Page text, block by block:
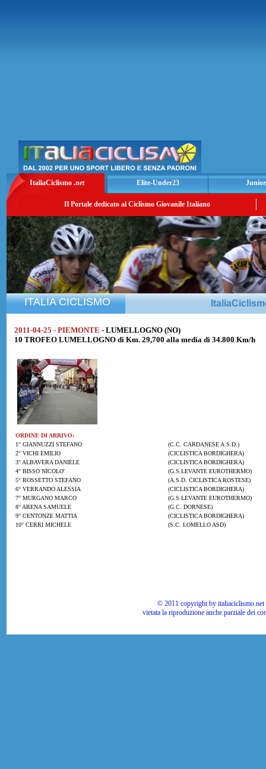
ItaliaCiclismo .net Elite-Under23
Il Portale dedicato al Ciclismo Giovanile Italiano
ITALIA CICLISMO
2011-04-25 - PIEMONTE - LUMELLOGNO (NO)
10 TROFEO LUMELLOGNO di Km. 29,700 alla media di 34.800 Km/h
ORDINE DI ARRIVO:
1° GIANNUZZI STEFANO
(C.C. CARDANESE A.S.D.)
2° VICHI EMILIO
(CICLISTICA BORDIGHERA)
3° ALBAVERA DANIELE
(CICLISTICA BORDIGHERA)
4° BISSO NICOLO'
(G.S.LEVANTE EUROTHERMO)
5° ROSSETTO STEFANO
(A.S.D. CICLISTICA ROSTESE)
6° VERRANDO ALESSIA
(CICLISTICA BORDIGHERA)
7° MURGANO MARCO
(G.S.LEVANTE EUROTHERMO)
8° ARENA SAMUELE
(G.C. DORNESE)
9° CENTONZE MATTIA
(CICLISTICA BORDIGHERA)
10° CERRI MICHELE
(S.C. LOMELLO ASD)
© 2011 copyright by
vietata la riproduzione anche parziale dei